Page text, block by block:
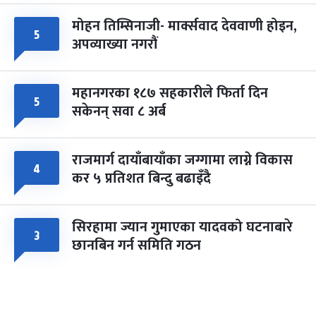
५ मोहन तिम्सिनाजी- मार्क्सवाद देववाणी होइन,
अपव्याख्या नगरौं
५ महानगरका १८७ सहकारीले फिर्ता दिन
सकेनन् सवा ८ अर्ब
४ राजमार्ग दायाँबायाँका जग्गामा लाग्ने विकास
कर ५ प्रतिशत बिन्दु बढाइँदै
३ सिरहामा ज्यान गुमाएका यादवको घटनाबारे
छानबिन गर्न समिति गठन